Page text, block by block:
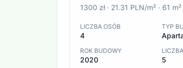
1300 zł· 21.31 PLN/m² · 61 m²
LICZBA OSÓB
4
TYP
ROK BUDOWY
2020 5